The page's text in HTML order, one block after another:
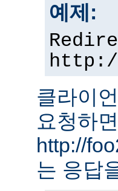
예제:
클라이
요청하
http://
는 응답